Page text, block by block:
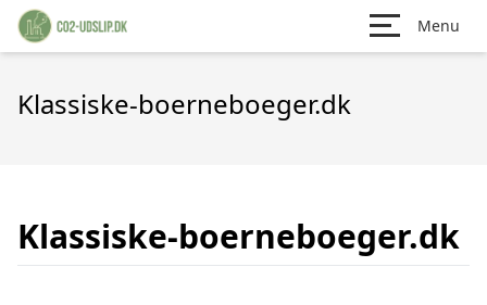
Menu
Klassiske-boerneboeger.dk
Klassiske-boerneboeger.dk